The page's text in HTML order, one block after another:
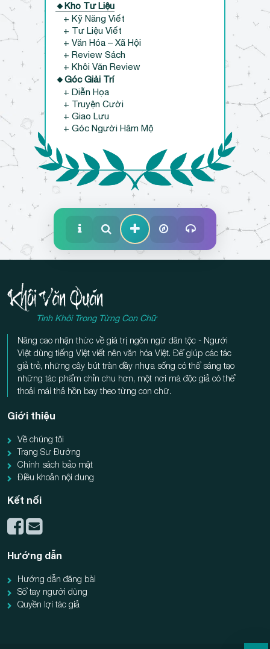
🔸Kho Tư Liệu
+ Kỹ Năng Viết
+ Tư Liệu Viết
+ Văn Hóa – Xã Hội
+ Review Sách
+ Khôi Văn Review
🔸Góc Giải Trí
+ Diễn Họa
+ Truyện Cười
+ Giao Lưu
+ Góc Người Hâm Mộ
Tinh Khôi Trong Từng Con Chữ
Nâng cao nhận thức về giá trị ngôn ngữ dân tộc - Người
Việt dùng tiếng Việt viết nên văn hóa Việt. Để giúp các tác
giả trẻ, những cây bút tràn đầy nhựa sống có thể sáng tạo
những tác phẩm chỉn chu hơn, một nơi mà độc giả có thể
thoải mái thả hồn bay theo từng con chữ.
Giới thiệu
Về chúng tôi
Trạng Sư Đường
Chính sách bảo mật
Điều khoản nội dung
Kết nối
Hướng dẫn
Hướng dẫn đăng bài
Sổ tay người dùng
Quyền lợi tác giả